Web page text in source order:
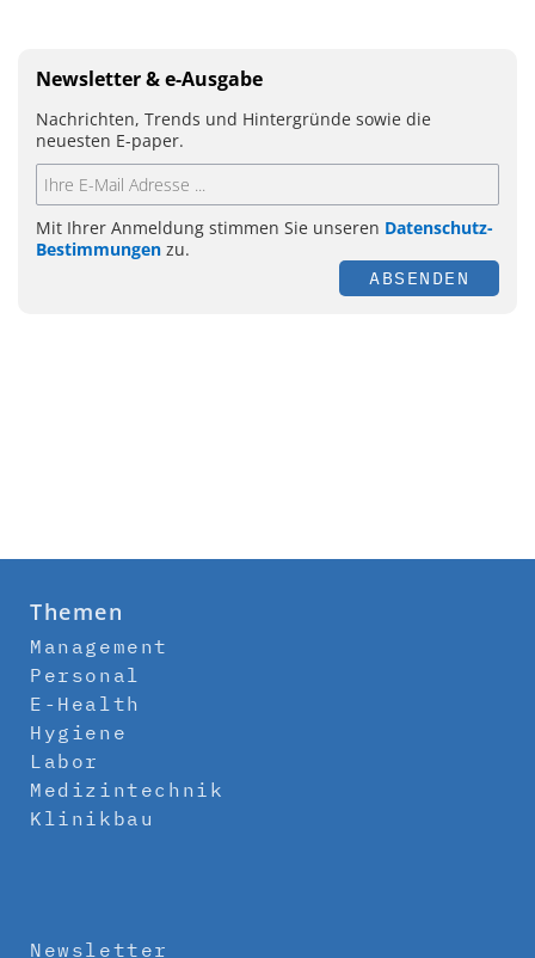
Newsletter & e-Ausgabe
Nachrichten, Trends und Hintergründe sowie die
neuesten E-paper.
Mit Ihrer Anmeldung stimmen Sie unseren Datenschutz-
Bestimmungen zu.
ABSENDEN
Themen
Management
Personal
E-Health
Hygiene
Labor
Medizintechnik
Klinikbau
Newsletter